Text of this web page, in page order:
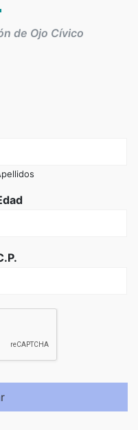
de Ojo Cívico